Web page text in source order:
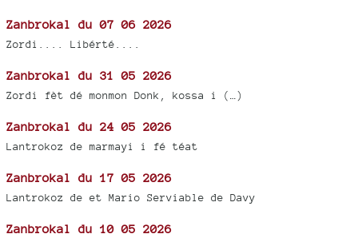
Zanbrokal du 07 06 2026
Zordi.... Libérté....
Zanbrokal du 31 05 2026
Zordi fèt dé monmon Donk, kossa i (…)
Zanbrokal du 24 05 2026
Lantrokoz de marmayi i fé téat
Zanbrokal du 17 05 2026
Lantrokoz de et Mario Serviable de Davy
Zanbrokal du 10 05 2026